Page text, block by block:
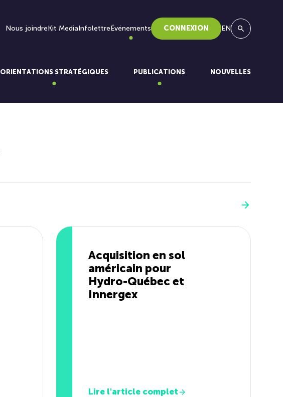
Nous joindreKit MediaInfolettreÉvénements CONNEXION EN
ORIENTATIONS STRATÉGIQUES PUBLICATIONS NOUVELLES
Acquisition en sol
américain pour
Hydro-Québec et
Innergex
Lire l'article complet